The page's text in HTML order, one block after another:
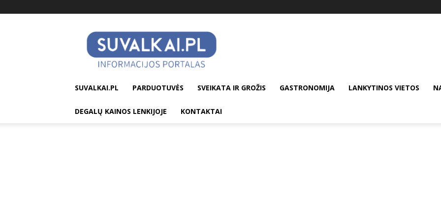
suvalkai.pl
SUVALKAI.PL PARDUOTUVĖS SVEIKATA IR GROŽIS GASTRONOMIJA LANKYTINOS VIETOS
DEGALŲ KAINOS LENKIJOJE KONTAKTAI